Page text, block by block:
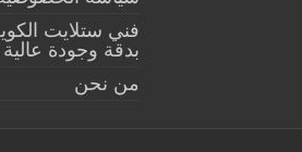
فني ستلايت
بدقة وجودة عالية
من نحن